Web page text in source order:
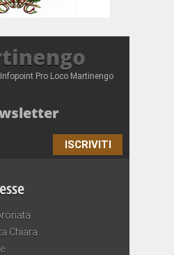
Pro Loco Martinengo
ISCRIVITI
Chiara